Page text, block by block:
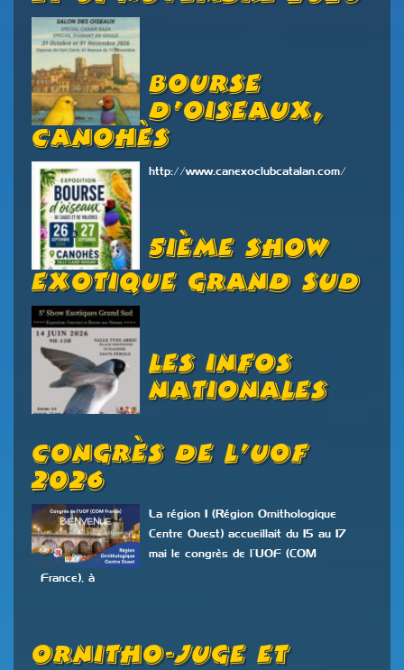
Bourse
D’oiseaux,
Canohès
http://www.canexoclubcatalan.com/
5ième Show
Exotique Grand Sud
Les Infos
Nationales
Congrès De L’UOF
2026
La région 1 (Région Ornithologique
Centre Ouest) accueillait du 15 au 17
mai le congrès de l’UOF (COM
France), à
Ornitho-Juge Et